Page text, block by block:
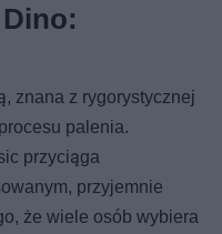
znana z rygorystycznej
palenia.
przyciąga
przyjemnie
że wiele osób wybiera